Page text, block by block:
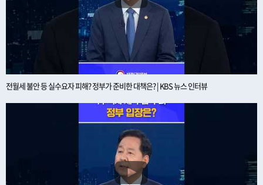
전월세 불안 등 실수요자 피해? 정부가 준비한 대책은? | KBS 뉴스 인터뷰